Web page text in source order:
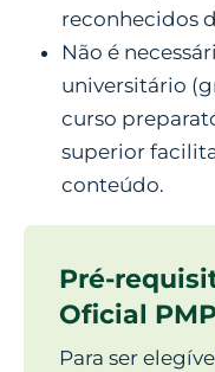
reconhecidos
Não é
universitário
curso
superior
conteúdo.
Pré-
Oficial
Para ser